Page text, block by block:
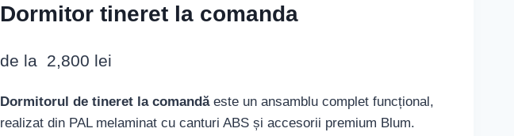
Dormitor tineret la comanda
de la 2,800 lei
Dormitorul de tineret la comandăeste un ansamblu complet funcțional,
realizat din PAL melaminat cu canturi ABS și accesorii premium Blum.